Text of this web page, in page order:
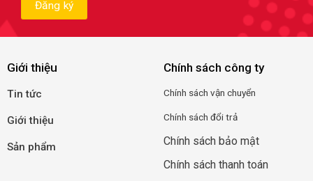
Giới thiệu
Tin tức
Giới thiệu
Sản phẩm
Chính sách công ty
Chính sách vận chuyển
Chính sách đổi trả
Chính sách bảo mật
Chính sách thanh toán